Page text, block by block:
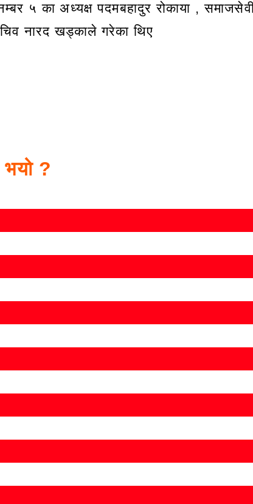
५ का अध्यक्ष पदमबहादुर रोकाया ,
नारद खड्काले गरेका थिए
?